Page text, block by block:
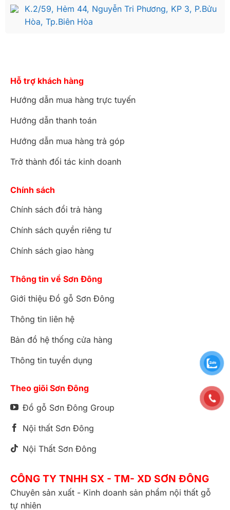
K.2/59, Hẻm 44, Nguyễn Tri Phương, KP 3, P.Bửu
Hòa, Tp.Biên Hòa
Hỗ trợ khách hàng
Hướng dẫn mua hàng trực tuyến
Hướng dẫn thanh toán
Hướng dẫn mua hàng trả góp
Trở thành đối tác kinh doanh
Chính sách
Chính sách đổi trả hàng
Chính sách quyền riêng tư
Chính sách giao hàng
Thông tin về Sơn Đông
Giới thiệu Đồ gỗ Sơn Đông
Thông tin liên hệ
Bản đồ hệ thống cửa hàng
Thông tin tuyển dụng
Theo giõi Sơn Đông
Đồ gỗ Sơn Đông Group
Nội thất Sơn Đông
Nội Thất Sơn Đông
CÔNG TY TNHH SX - TM- XD SƠN ĐÔNG
Chuyên sản xuất - Kinh doanh sản phẩm nội thất gỗ
tự nhiên